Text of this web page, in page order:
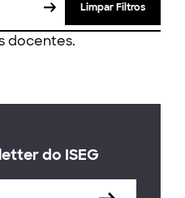
Limpar Filtros
docentes.
do ISEG